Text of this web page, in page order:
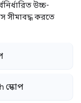
উচ্চ-
সীমাবদ্ধ করতে
স্কোপ